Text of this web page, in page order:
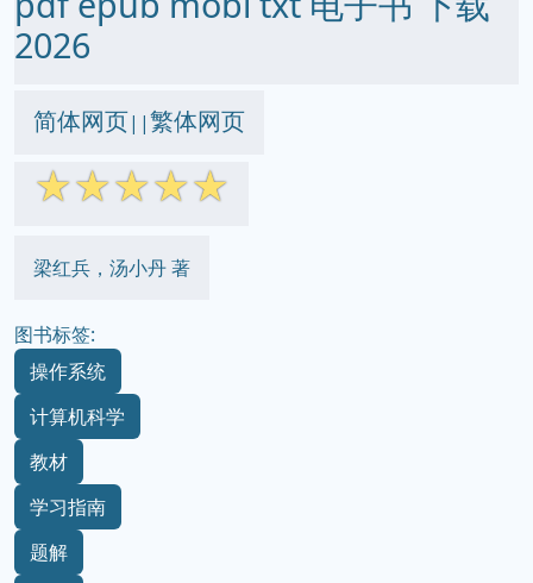
2026
简体网页||繁体网页
☆☆☆☆☆
梁红兵，汤小丹 著
图书标签:
操作系统
计算机科学
教材
学习指南
题解